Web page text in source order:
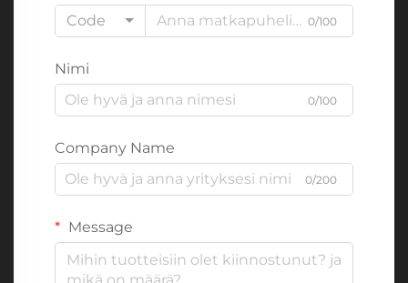
Code
0/100
Nimi
0/100
Company Name
0/200
Message